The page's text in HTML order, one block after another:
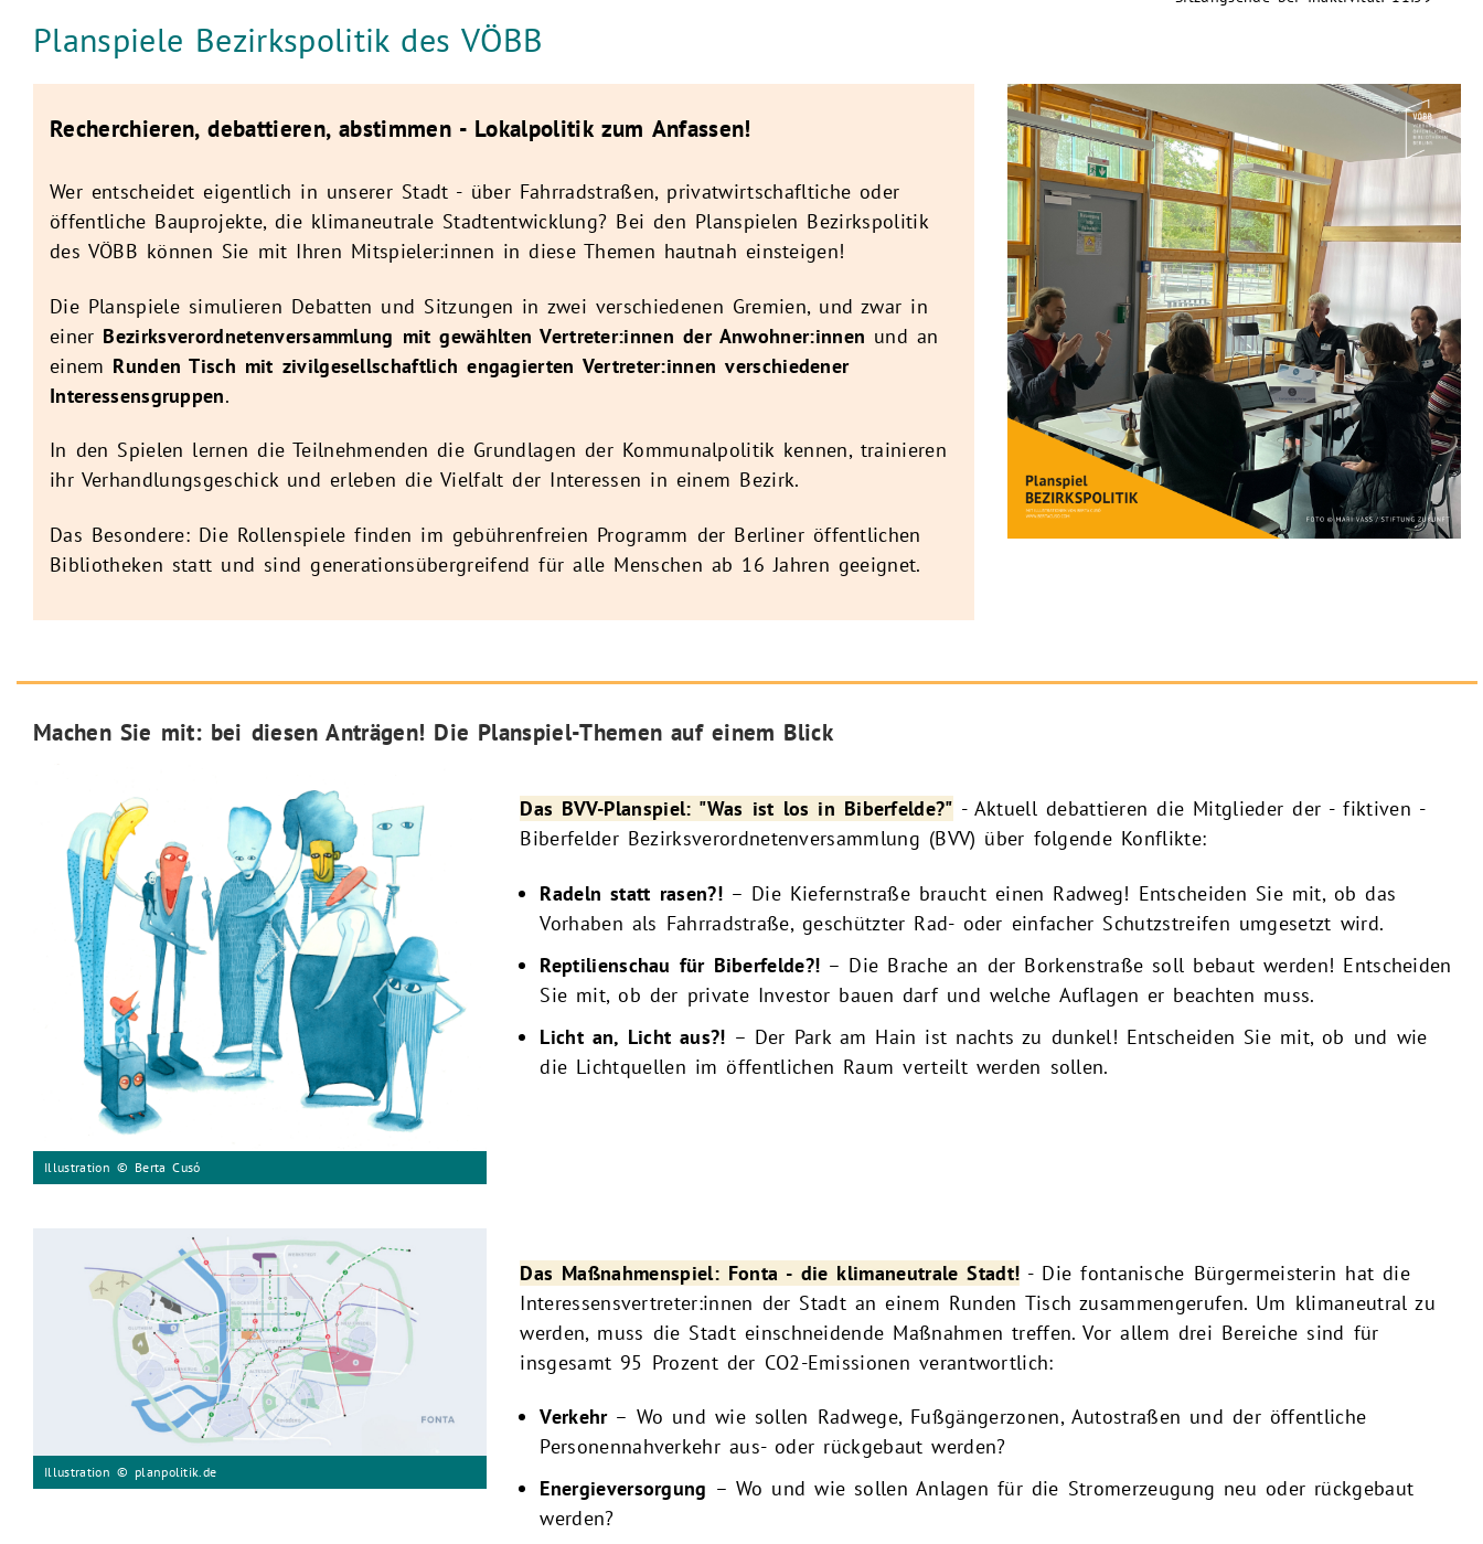
Aktuelle Seite:
Planspiele Bezirkspolitik des VÖBB
Recherchieren, debattieren, abstimmen - Lokalpolitik zum Anfassen!
Wer entscheidet eigentlich in unserer Stadt - über Fahrradstraßen, privatwirtschafltiche oder
öffentliche Bauprojekte, die klimaneutrale Stadtentwicklung? Bei den Planspielen Bezirkspolitik
des VÖBB können Sie mit Ihren Mitspieler:innen in diese Themen hautnah einsteigen!
Die Planspiele simulieren Debatten und Sitzungen in zwei verschiedenen Gremien, und zwar in
einer Bezirksverordnetenversammlung mit gewählten Vertreter:innen der Anwohner:innen und an
einem Runden Tisch mit zivilgesellschaftlich engagierten Vertreter:innen verschiedener
Interessensgruppen.
In den Spielen lernen die Teilnehmenden die Grundlagen der Kommunalpolitik kennen, trainieren
ihr Verhandlungsgeschick und erleben die Vielfalt der Interessen in einem Bezirk.
Das Besondere: Die Rollenspiele finden im gebührenfreien Programm der Berliner öffentlichen
Bibliotheken statt und sind generationsübergreifend für alle Menschen ab 16 Jahren geeignet.
Machen Sie mit: bei diesen Anträgen! Die Planspiel-Themen auf einem Blick
Illustration © Berta Cusó
Das BVV-Planspiel: "Was ist los in Biberfelde?" - Aktuell debattieren die Mitglieder der - fiktiven -
Biberfelder Bezirksverordnetenversammlung (BVV) über folgende Konflikte:
Radeln statt rasen?!– Die Kiefernstraße braucht einen Radweg! Entscheiden Sie mit, ob das
Vorhaben als Fahrradstraße, geschützter Rad- oder einfacher Schutzstreifen umgesetzt wird.
Reptilienschau für Biberfelde?! – Die Brache an der Borkenstraße soll bebaut werden! Entscheiden
Sie mit, ob der private Investor bauen darf und welche Auflagen er beachten muss.
Licht an, Licht aus?! – Der Park am Hain ist nachts zu dunkel! Entscheiden Sie mit, ob und wie
die Lichtquellen im öffentlichen Raum verteilt werden sollen.
Illustration © planpolitik.de
Das Maßnahmenspiel: Fonta - die klimaneutrale Stadt! - Die fontanische Bürgermeisterin hat die
Interessensvertreter:innen der Stadt an einem Runden Tisch zusammengerufen. Um klimaneutral zu
werden, muss die Stadt einschneidende Maßnahmen treffen. Vor allem drei Bereiche sind für
insgesamt 95 Prozent der CO2-Emissionen verantwortlich:
Verkehr– Wo und wie sollen Radwege, Fußgängerzonen, Autostraßen und der öffentliche
Personennahverkehr aus- oder rückgebaut werden?
Energieversorgung – Wo und wie sollen Anlagen für die Stromerzeugung neu oder rückgebaut
werden?